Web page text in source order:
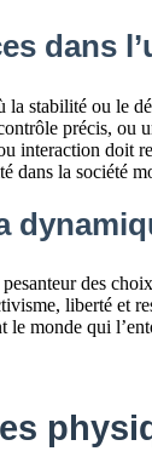
dans
stabilité ou
précis,
interaction
dans la société
des
liberté et
monde qui